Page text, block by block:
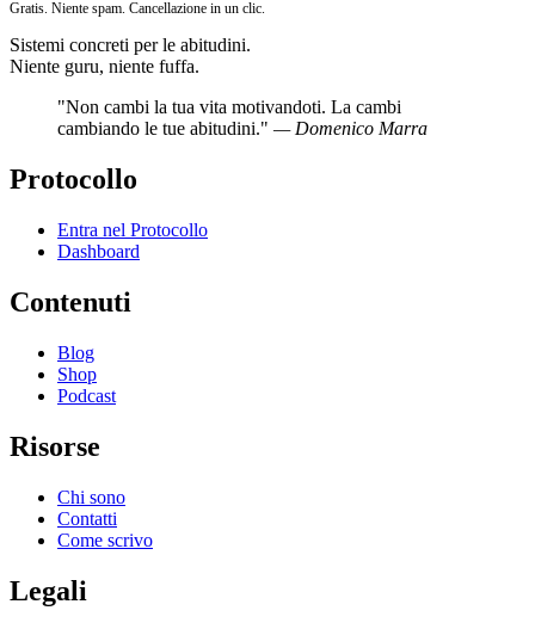
Gratis. Niente spam. Cancellazione in un clic.
Sistemi concreti per le abitudini.
Niente guru, niente fuffa.
"Non cambi la tua vita motivandoti. La cambi
cambiando le tue abitudini." — Domenico Marra
Protocollo
Entra nel Protocollo
Dashboard
Contenuti
Blog
Shop
Podcast
Risorse
Chi sono
Contatti
Come scrivo
Legali